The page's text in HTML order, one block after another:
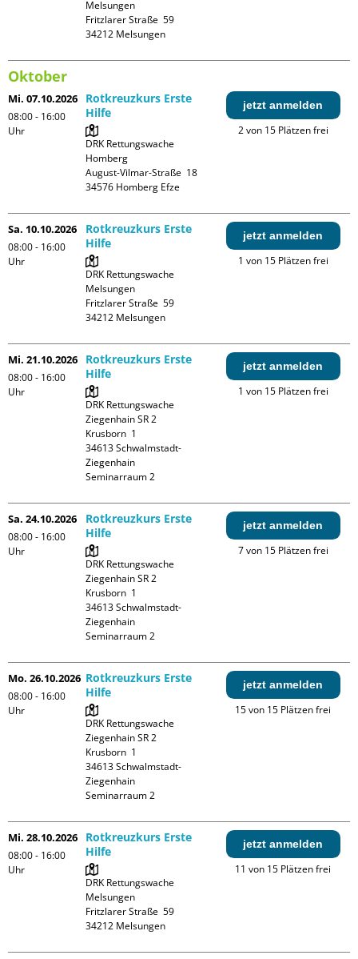
Melsungen
Fritzlarer Straße  59
Oktober
Mi. 07.10.2026
08:00 - 16:00
Uhr
Rotkreuzkurs Erste
Hilfe
DRK Rettungswache
Homberg
August-Vilmar-Straße  18
jetzt anmelden
2 von 15 Plätzen frei
Sa. 10.10.2026
08:00 - 16:00
Uhr
Rotkreuzkurs Erste
Hilfe
DRK Rettungswache
Melsungen
Fritzlarer Straße  59
jetzt anmelden
1 von 15 Plätzen frei
Mi. 21.10.2026
08:00 - 16:00
Uhr
Rotkreuzkurs Erste
Hilfe
DRK Rettungswache
Ziegenhain SR 2
Krusborn  1
34613 Schwalmstadt-
Ziegenhain
Seminarraum 2
jetzt anmelden
1 von 15 Plätzen frei
Sa. 24.10.2026
08:00 - 16:00
Uhr
Rotkreuzkurs Erste
Hilfe
DRK Rettungswache
Ziegenhain SR 2
Krusborn  1
34613 Schwalmstadt-
Ziegenhain
Seminarraum 2
jetzt anmelden
7 von 15 Plätzen frei
Mo. 26.10.2026
08:00 - 16:00
Uhr
Rotkreuzkurs Erste
Hilfe
DRK Rettungswache
Ziegenhain SR 2
Krusborn  1
34613 Schwalmstadt-
Ziegenhain
Seminarraum 2
jetzt anmelden
15 von 15 Plätzen frei
Mi. 28.10.2026
08:00 - 16:00
Uhr
Rotkreuzkurs Erste
Hilfe
DRK Rettungswache
Melsungen
Fritzlarer Straße  59
jetzt anmelden
11 von 15 Plätzen frei